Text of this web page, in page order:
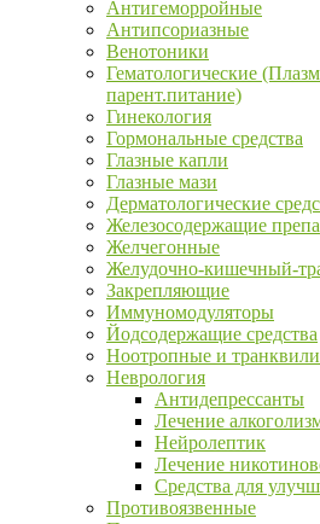
Антигеморройные
Антипсориазные
Венотоники
Гематологические
парент.питание)
Гинекология
Гормональные средства
Глазные капли
Глазные мази
Дерматологические
Железосодержащие
Желчегонные
Желудочно-кишечный-
Закрепляющие
Иммуномодуляторы
Йодсодержащие средства
Ноотропные и
Неврология
Антидепрессанты
Лечение
Нейролептик
Лечение
Средства для
Противоязвенные